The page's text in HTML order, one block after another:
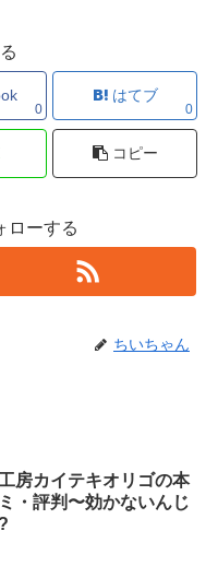
0
はてブ
0
コピー
ローする
ちいちゃん
房カイテキオリゴの本
・評判〜効かないんじ